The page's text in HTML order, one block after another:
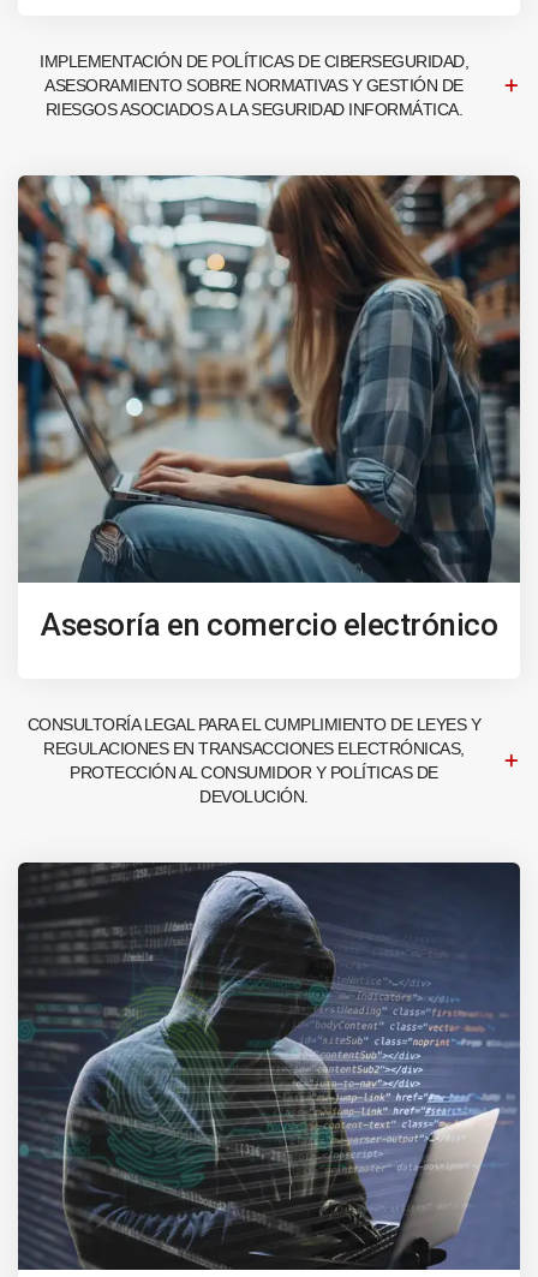
IMPLEMENTACIÓN DE POLÍTICAS DE CIBERSEGURIDAD,
ASESORAMIENTO SOBRE NORMATIVAS Y GESTIÓN DE
RIESGOS ASOCIADOS A LA SEGURIDAD INFORMÁTICA.
Asesoría en comercio electrónico
CONSULTORÍA LEGAL PARA EL CUMPLIMIENTO DE LEYES Y
REGULACIONES EN TRANSACCIONES ELECTRÓNICAS,
PROTECCIÓN AL CONSUMIDOR Y POLÍTICAS DE
DEVOLUCIÓN.